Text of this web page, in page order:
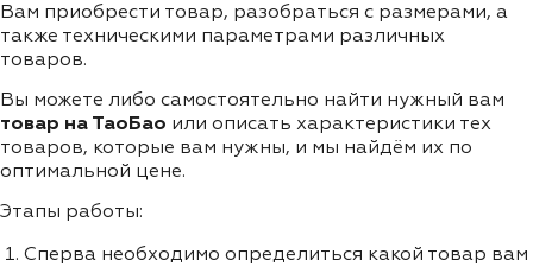
Вам приобрести товар, разобраться с размерами, а
также техническими параметрами различных
товаров.
Вы можете либо самостоятельно найти нужный вам
товар на ТаоБао или описать характеристики тех
товаров, которые вам нужны, и мы найдём их по
оптимальной цене.
Этапы работы:
Сперва необходимо определиться какой товар вам